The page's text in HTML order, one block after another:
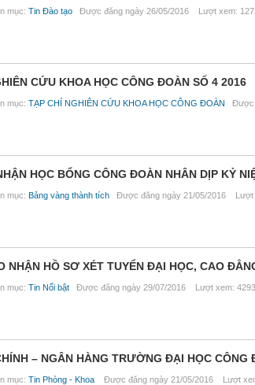
mục: Tin Đào tạo Được đăng ngày 26/05/2016 Lượt xem:
CỨU KHOA HỌC CÔNG ĐOÀN SỐ 4 2016
mục: TẠP CHÍ NGHIÊN CỨU KHOA HỌC CÔNG ĐOÀN Được
HỌC BỔNG CÔNG ĐOÀN NHÂN DỊP KỶ
mục: Bảng vàng thành tích Được đăng ngày 21/05/2016 Lượt
NHẬN HỒ SƠ XÉT TUYỂN ĐẠI HỌC, CAO
mục: Tin Nổi bật Được đăng ngày 29/07/2016 Lượt xem:
– NGÂN HÀNG TRƯỜNG ĐẠI HỌC
mục: Tin Phòng - Khoa Được đăng ngày 21/05/2016 Lượt